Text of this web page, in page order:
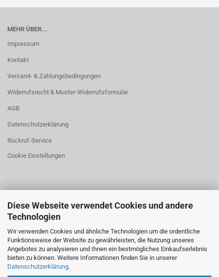
Diese Webseite verwendet Cookies und andere
Technologien
Wir verwenden Cookies und ähnliche Technologien um die ordentliche
Funktionsweise der Website zu gewährleisten, die Nutzung unseres
Angebotes zu analysieren und Ihnen ein bestmögliches Einkaufserlebnis
bieten zu können. Weitere Informationen finden Sie in unserer
Datenschutzerklärung.
MEHR ÜBER...
Impressum
Kontakt
Versand- & Zahlungsbedingungen
Widerrufsrecht & Muster-Widerrufsformular
AGB
Datenschutzerklärung
Rückruf-Service
Cookie Einstellungen
Neuigkeiten und Meinungen auch täglich aktuell unter